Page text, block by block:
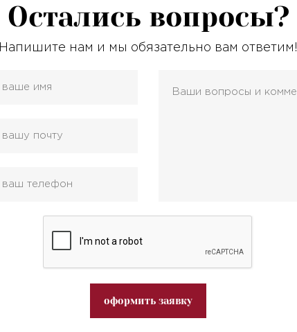
Остались вопросы?
Напишите нам и мы обязательно вам ответим!
оформить заявку